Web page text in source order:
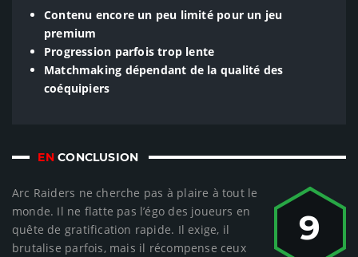
Contenu encore un peu limité pour un jeu
premium
Progression parfois trop lente
Matchmaking dépendant de la qualité des
coéquipiers
ENCONCLUSION
9
Arc Raiders ne cherche pas à plaire à tout le
monde. Il ne flatte pas l’égo des joueurs en
quête de gratification rapide. Il exige, il
brutalise parfois, mais il récompense ceux